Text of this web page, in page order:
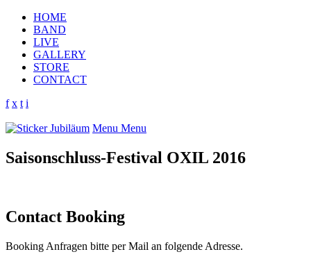
HOME
BAND
LIVE
GALLERY
STORE
CONTACT
f x t i
Menu Menu
Saisonschluss-Festival OXIL 2016
Contact Booking
Booking Anfragen bitte per Mail an folgende Adresse.